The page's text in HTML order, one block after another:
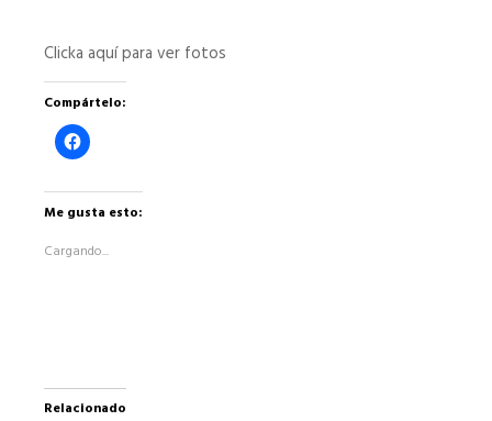
Clicka aquí para ver fotos
Compártelo:
Haz
clic
en
Facebook
en
Me gusta esto:
Cargando...
Relacionado